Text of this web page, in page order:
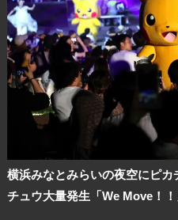
横浜みなとみらいの夜空にピ
チュウ大量発生「We Move！！
観光ガイド
ランキング
ブログ記事
サイトについて